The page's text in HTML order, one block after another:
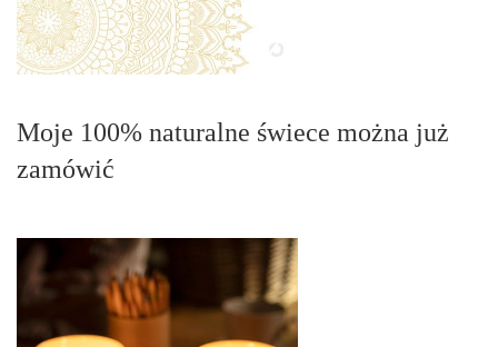
Moje 100% naturalne świece można już
zamówić